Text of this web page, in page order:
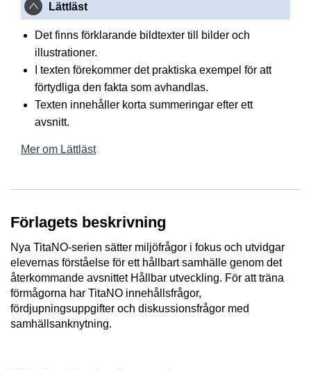
Lättläst
Det finns förklarande bildtexter till bilder och
illustrationer.
I texten förekommer det praktiska exempel för att
förtydliga den fakta som avhandlas.
Texten innehåller korta summeringar efter ett
avsnitt.
Mer om Lättläst
Förlagets beskrivning
Nya TitaNO-serien sätter miljöfrågor i fokus och utvidgar
elevernas förståelse för ett hållbart samhälle genom det
återkommande avsnittet Hållbar utveckling. För att träna
förmågorna har TitaNO innehållsfrågor,
fördjupningsuppgifter och diskussionsfrågor med
samhällsanknytning.